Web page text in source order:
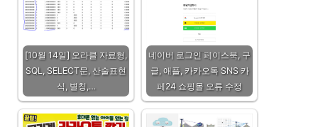
[10월 14일] 오라클 자료형,
SQL, SELECT문, 산술표현
식, 별칭,…
네이버 로그인 페이스북, 구
글, 애플, 카카오톡 SNS 카
페24 쇼핑몰 오류 수정